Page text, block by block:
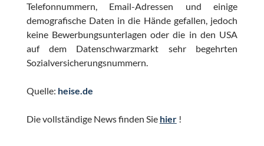
Telefonnummern, Email-Adressen und einige
demografische Daten in die Hände gefallen, jedoch
keine Bewerbungsunterlagen oder die in den USA
auf dem Datenschwarzmarkt sehr begehrten
Sozialversicherungsnummern.
Quelle: heise.de
Die vollständige News finden Sie hier !